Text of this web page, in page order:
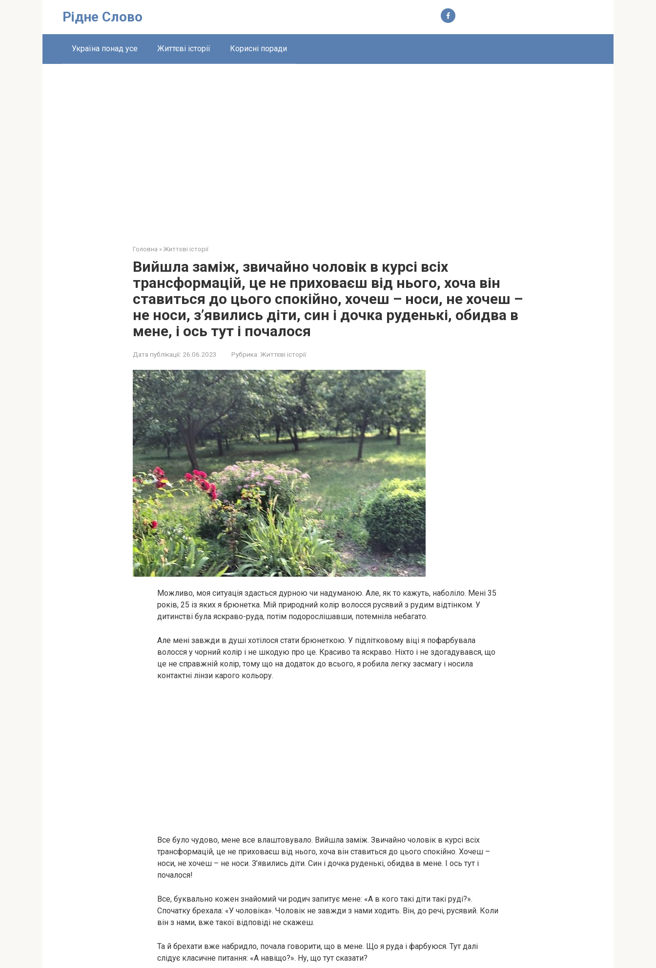
Рідне Слово
Україна понад усе Життєві історії Корисні поради
Головна » Життєві історії
Вийшла заміж, звичайно чоловік в курсі всіх
трансформацій, це не приховаєш від нього, хоча він
ставиться до цього спокійно, хочеш – носи, не хочеш –
не носи, з’явились діти, син і дочка руденькі, обидва в
мене, і ось тут і почалося
Дата публікації: 26.06.2023 Рубрика: Життєві історії
Можливо, моя ситуація здасться дурною чи надуманою. Але, як то кажуть, наболіло. Мені 35
років, 25 із яких я брюнетка. Мій природний колір волосся русявий з рудим відтінком. У
дитинстві була яскраво-руда, потім подорослішавши, потемніла небагато.
Але мені завжди в душі хотілося стати брюнеткою. У підлітковому віці я пофарбувала
волосся у чорний колір і не шкодую про це. Красиво та яскраво. Ніхто і не здогадувався, що
це не справжній колір, тому що на додаток до всього, я робила легку засмагу і носила
контактні лінзи карого кольору.
Все було чудово, мене все влаштовувало. Вийшла заміж. Звичайно чоловік в курсі всіх
трансформацій, це не приховаєш від нього, хоча він ставиться до цього спокійно. Хочеш –
носи, не хочеш – не носи. З’явились діти. Син і дочка руденькі, обидва в мене. І ось тут і
почалося!
Все, буквально кожен знайомий чи родич запитує мене: «А в кого такі діти такі руді?».
Спочатку брехала: «У чоловіка». Чоловік не завжди з нами ходить. Він, до речі, русявий. Коли
він з нами, вже такої відповіді не скажеш.
Та й брехати вже набридло, почала говорити, що в мене. Що я руда і фарбуюся. Тут далі
слідує класичне питання: «А навіщо?». Ну, що тут сказати?